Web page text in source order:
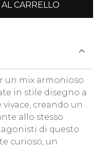
CARRELLO
un mix armonioso
in stile disegno a
creando un
allo stesso
di questo
curioso, un